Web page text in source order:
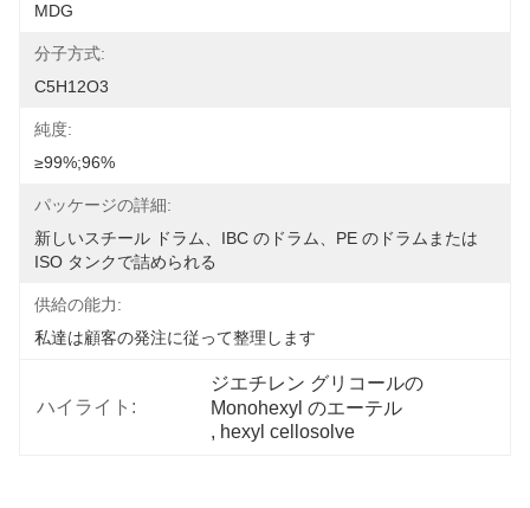
MDG
分子方式:
C5H12O3
純度:
≥99%;96%
パッケージの詳細:
新しいスチール ドラム、IBC のドラム、PE のドラムまたは
ISO タンクで詰められる
供給の能力:
私達は顧客の発注に従って整理します
ハイライト:
ジエチレン グリコールの
Monohexyl のエーテル
, hexyl cellosolve